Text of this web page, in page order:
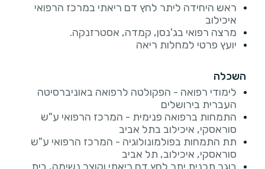
ראש היחידה ליתר לחץ דם ריאתי במרכז הרפואי
איכילוב
מרצה רפואי בג'נסן, קמדה, אסטרזנקה.
יועץ פרטי למחלות ריאה
השכלה
לימודי רפואה - הפקולטה לרפואה באוניברסיטה
העברית בירושלים
התמחות ברפואה פנימית - המרכז הרפואי ע"ש
סוראסקי, איכילוב בתל אביב
תת התמחות בפולמונולוגיה - המרכז הרפואי ע"ש
סוראסקי, איכילוב, תל אביב